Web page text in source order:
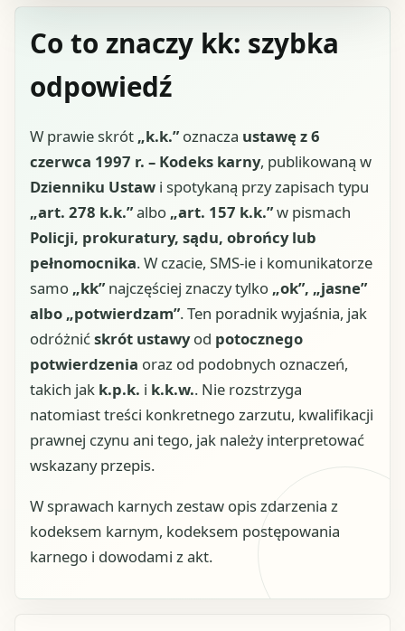
Co to znaczy kk: szybka
odpowiedź
W prawie skrót „k.k.” oznacza ustawę z 6
czerwca 1997 r. – Kodeks karny, publikowaną w
Dzienniku Ustaw i spotykaną przy zapisach typu
„art. 278 k.k.”albo „art. 157 k.k.”w pismach
Policji, prokuratury, sądu, obrońcy lub
pełnomocnika. W czacie, SMS-ie i komunikatorze
samo „kk” najczęściej znaczy tylko „ok”, „jasne”
albo „potwierdzam”. Ten poradnik wyjaśnia, jak
odróżnićskrót ustawyod potocznego
potwierdzenia oraz od podobnych oznaczeń,
takich jak k.p.k. i k.k.w.. Nie rozstrzyga
natomiast treści konkretnego zarzutu, kwalifikacji
prawnej czynu ani tego, jak należy interpretować
wskazany przepis.
W sprawach karnych zestaw opis zdarzenia z
kodeksem karnym, kodeksem postępowania
karnego i dowodami z akt.